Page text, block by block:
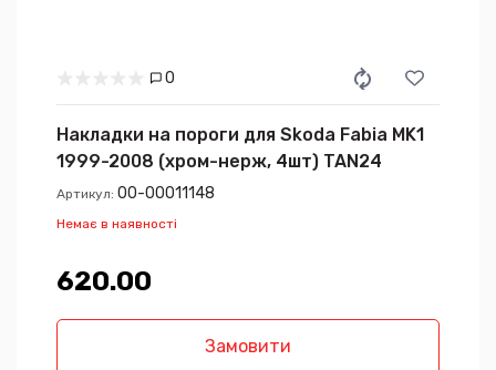
0
Накладки на пороги для Skoda Fabia MK1
1999-2008 (хром-нерж, 4шт) TAN24
Артикул: 00-00011148
Немає в наявності
620.00₴
Замовити